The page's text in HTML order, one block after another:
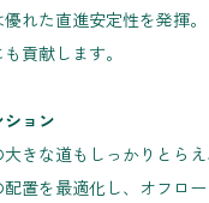
れた直進安定性を発揮
貢献します。
ョン
きな道もしっかりとら
置を最適化し、オフロ